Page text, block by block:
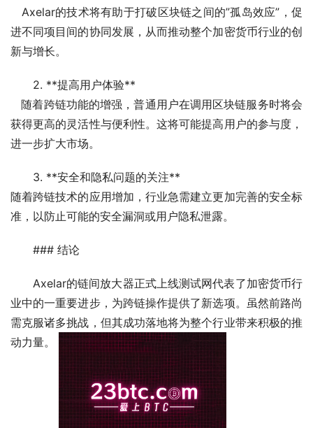
进不同项目间的协同发展，从而推动整个加密货币行业的创
新与增长。
2. **提高用户体验**
   随着跨链功能的增强，普通用户在调用区块链服务时将会
获得更高的灵活性与便利性。这将可能提高用户的参与度，
进一步扩大市场。
3. **安全和隐私问题的关注**
随着跨链技术的应用增加，行业急需建立更加完善的安全标
准，以防止可能的安全漏洞或用户隐私泄露。
### 结论
Axelar的链间放大器正式上线测试网代表了加密货币行
业中的一重要进步，为跨链操作提供了新选项。虽然前路尚
需克服诸多挑战，但其成功落地将为整个行业带来积极的推
动力量。